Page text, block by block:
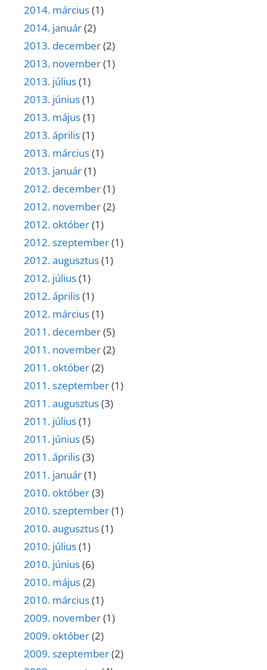
2014. március(1)
2014. január(2)
2013. december(2)
2013. november(1)
2013. július(1)
2013. június(1)
2013. május(1)
2013. április(1)
2013. március(1)
2013. január(1)
2012. december(1)
2012. november(2)
2012. október(1)
2012. szeptember(1)
2012. augusztus(1)
2012. július(1)
2012. április(1)
2012. március(1)
2011. december(5)
2011. november(2)
2011. október(2)
2011. szeptember(1)
2011. augusztus(3)
2011. július(1)
2011. június(5)
2011. április(3)
2011. január(1)
2010. október(3)
2010. szeptember(1)
2010. augusztus(1)
2010. július(1)
2010. június(6)
2010. május(2)
2010. március(1)
2009. november(1)
2009. október(2)
2009. szeptember(2)